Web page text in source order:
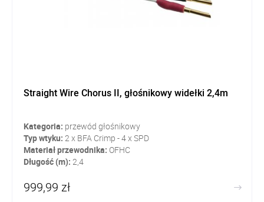
Straight Wire Chorus II, głośnikowy widełki 2,4m
Kategoria: przewód głośnikowy
Typ wtyku: 2 x BFA Crimp - 4 x SPD
Materiał przewodnika: OFHC
Długość (m): 2,4
999,99 zł